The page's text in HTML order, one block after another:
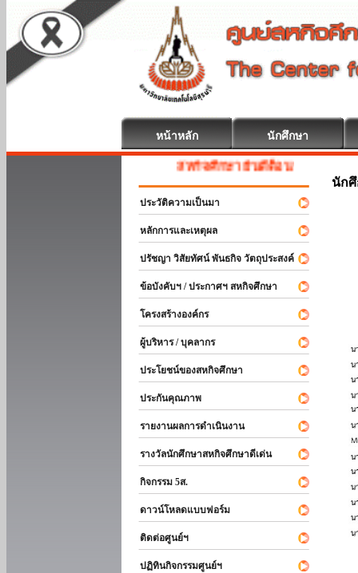
หน้าหลัก นักศึกษา
สหกิจศึกษา ยินดีต้อนรับ
ประวัติความเป็นมา
หลักการและเหตุผล
ปรัชญา วิสัยทัศน์ พันธกิจ วัตถุประสงค์
ข้อบังคับฯ / ประกาศฯ สหกิจศึกษา
โครงสร้างองค์กร
ผู้บริหาร / บุคลากร
ประโยชน์ของสหกิจศึกษา
ประกันคุณภาพ
รายงานผลการดำเนินงาน
รางวัลนักศึกษาสหกิจศึกษาดีเด่น
กิจกรรม 5ส.
ดาวน์โหลดแบบฟอร์ม
ติดต่อศูนย์ฯ
ปฏิทินกิจกรรมศูนย์ฯ
นัก